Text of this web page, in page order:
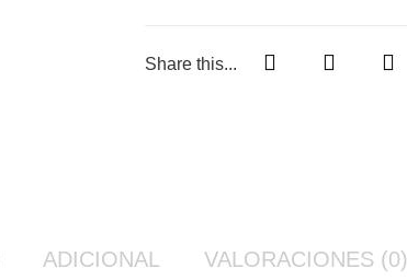
Share this...
ADICIONAL VALORACIONES (0)